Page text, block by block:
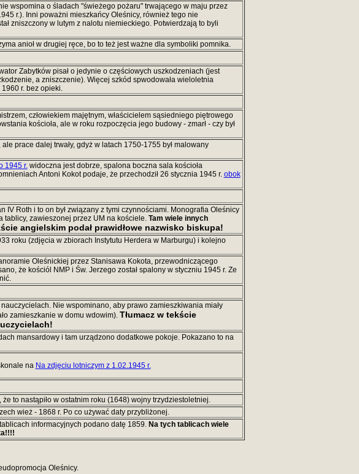
wspomina o śladach "świeżego pożaru" trwającego w maju przez
r.). Inni poważni mieszkańcy Oleśnicy, również tego nie
zniszczony w lutym z nalotu niemieckiego. Potwierdzają to byli
anioł w drugiej ręce, bo to też jest ważne dla symboliki pomnika.
Zabytków pisał o jedynie o częściowych uszkodzeniach (jest
a zniszczenie). Więcej szkód spwodowała wieloletnia
r. bez opieki.
człowiekiem majętnym, właścicielem sąsiedniego piętrowego
kościoła, ale w roku rozpoczęcia jego budowy - zmarł - czy był
prace dalej trwały, gdyż w latach 1750-1755 był malowany
1945 r.widoczna jest dobrze, spalona boczna sala kościoła
Antoni Kokot podaje, że przechodził 26 stycznia 1945 r. obok
IV Roth i to on był związany z tymi czynnościami. Monografia Oleśnicy
tablicy, zawieszonej przez UM na kościele. Tam wiele innych
angielskim podał prawidłowe nazwisko biskupa!
roku (zdjęcia w zbiorach Instytutu Herdera w Marburgu) i kolejno
Oleśnickiej przez Stanisawa Kokota, przewodniczącego
że kościól NMP i Św. Jerzego został spalony w styczniu 1945 r. Ze
nauczycielach. Nie wspominano, aby prawo zamieszkiwania miały
zamieszkanie w domu wdowim). Tłumacz w tekście
mansardowy i tam urządzono dodatkowe pokoje. Pokazano to na
na Na zdjęciu lotniczym z 1.02.1945 r.
to nastąpiło w ostatnim roku (1648) wojny trzydziestoletniej.
wież - 1868 r. Po co używać daty przybliżonej.
informacyjnych podano datę 1859. Na tych tablicach wiele
Oleśnicy.